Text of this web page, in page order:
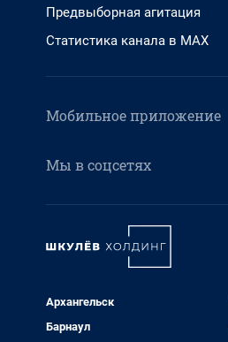
Предвыборная агитация
Статистика канала в MAX
Мобильное приложение
Мы в соцсетях
Архангельск
Барнаул